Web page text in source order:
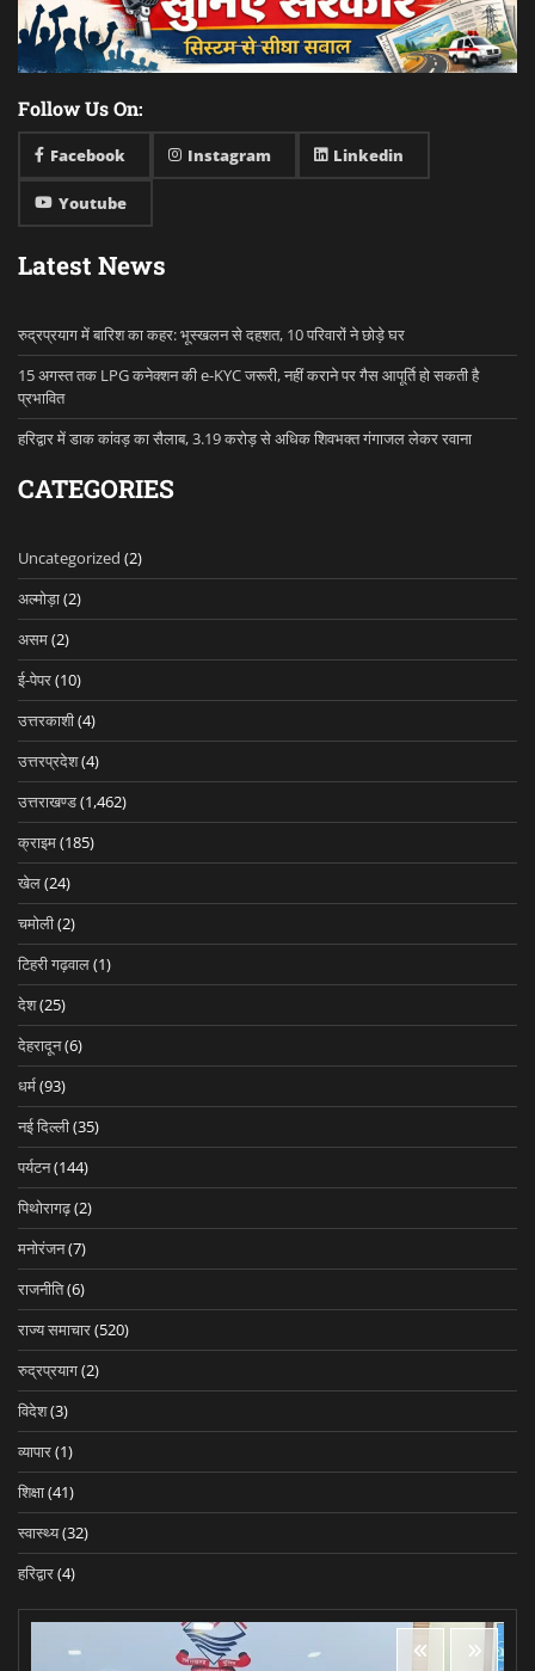
Follow Us On:
Facebook Instagram Linkedin
Youtube
Latest News
रुद्रप्रयाग में बारिश का कहर: भूस्खलन से दहशत, 10 परिवारों ने छोड़े घर
15 अगस्त तक LPG कनेक्शन की e-KYC जरूरी, नहीं कराने पर गैस आपूर्ति हो सकती है
प्रभावित
हरिद्वार में डाक कांवड़ का सैलाब, 3.19 करोड़ से अधिक शिवभक्त गंगाजल लेकर रवाना
CATEGORIES
Uncategorized (2)
अल्मोड़ा(2)
असम(2)
ई-पेपर(10)
उत्तरकाशी(4)
उत्तरप्रदेश(4)
उत्तराखण्ड(1,462)
क्राइम(185)
खेल(24)
चमोली(2)
टिहरी गढ़वाल(1)
देश(25)
देहरादून(6)
धर्म(93)
नई दिल्ली(35)
पर्यटन(144)
पिथोरागढ़(2)
मनोरंजन(7)
राजनीति(6)
राज्य समाचार(520)
रुद्रप्रयाग(2)
विदेश(3)
व्यापार(1)
शिक्षा(41)
स्वास्थ्य(32)
हरिद्वार(4)